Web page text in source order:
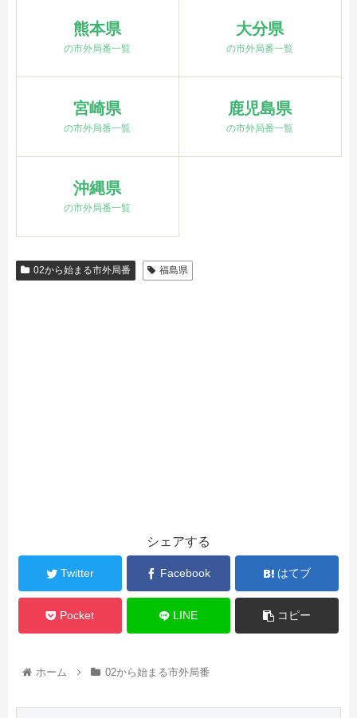
熊本県
の市外局番一覧
大分県
の市外局番一覧
宮崎県
の市外局番一覧
鹿児島県
の市外局番一覧
沖縄県
の市外局番一覧
02から始まる市外局番 福島県
シェアする
Twitter Facebook はてブ
Pocket LINE コピー
ホーム 02から始まる市外局番